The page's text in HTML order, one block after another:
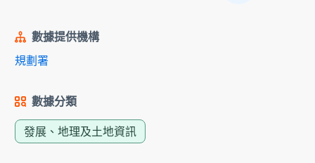
數據提供機構
規劃署
數據分類
發展、地理及土地資訊